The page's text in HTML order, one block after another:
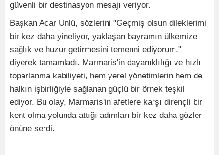
güvenli bir destinasyon mesajı veriyor.
Başkan Acar Ünlü, sözlerini "Geçmiş olsun dileklerimi
bir kez daha yineliyor, yaklaşan bayramın ülkemize
sağlık ve huzur getirmesini temenni ediyorum,"
diyerek tamamladı. Marmaris'in dayanıklılığı ve hızlı
toparlanma kabiliyeti, hem yerel yönetimlerin hem de
halkın işbirliğiyle sağlanan güçlü bir örnek teşkil
ediyor. Bu olay, Marmaris'in afetlere karşı dirençli bir
kent olma yolunda attığı adımları bir kez daha gözler
önüne serdi.